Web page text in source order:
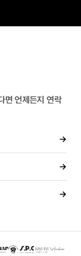
면 언제든지 연락
→
→
→